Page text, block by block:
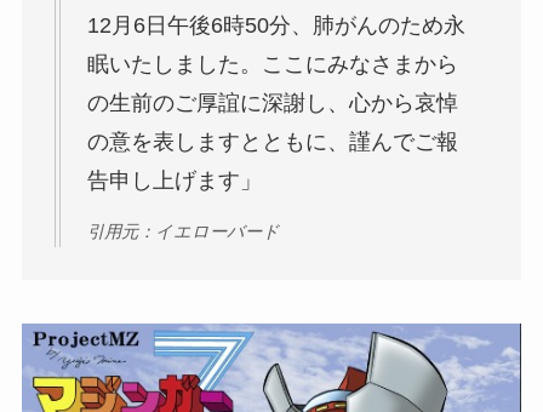
12月6日午後6時50分、肺がんのため永
眠いたしました。ここにみなさまから
の生前のご厚誼に深謝し、心から哀悼
の意を表しますとともに、謹んでご報
告申し上げます」
引用元：イエローバード